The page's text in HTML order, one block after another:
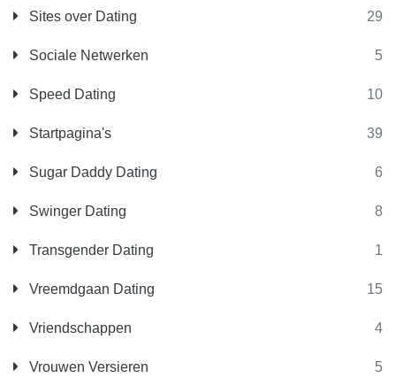
Sites over Dating 29
Sociale Netwerken 5
Speed Dating 10
Startpagina's 39
Sugar Daddy Dating 6
Swinger Dating 8
Transgender Dating 1
Vreemdgaan Dating 15
Vriendschappen 4
Vrouwen Versieren 5